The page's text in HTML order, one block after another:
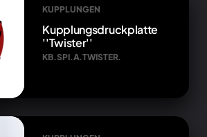
KUPPLUNGEN
Kupplungsdruckplatte
''Twister''
KB.SPI.A.TWISTER.